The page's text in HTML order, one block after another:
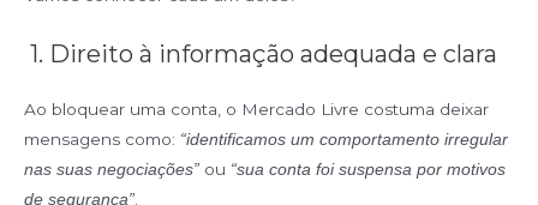
1. Direito à informação adequada e clara
Ao bloquear uma conta, o Mercado Livre costuma deixar
mensagens como: “identificamos um comportamento irregular
nas suas negociações” ou “sua conta foi suspensa por motivos
de segurança”